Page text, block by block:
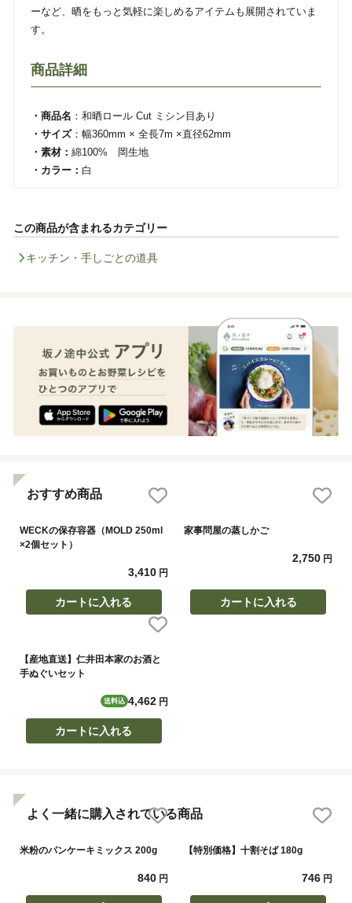
ーなど、晒をもっと気軽に楽しめるアイテムも展開されていま
す。
商品詳細
・商品名 ：和晒ロール Cut ミシン目あり
・サイズ：幅360mm × 全長7m ×直径62mm
・素材： 綿100% 岡生地
・カラー： 白
この商品が含まれるカテゴリー
キッチン・手しごとの道具
おすすめ商品
WECKの保存容器（MOLD 250ml
×2個セット）
3,410円
カートに入れる
家事問屋の蒸しかご
2,750 円
カートに入れる
【産地直送】仁井田本家のお酒と
手ぬぐいセット
送料込 4,462円
カートに入れる
よく一緒に購入されている商品
米粉のパンケーキミックス 200g
840円
【特別価格】十割そば 180g
746 円